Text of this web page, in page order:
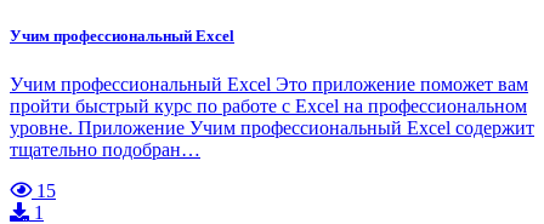
Учим профессиональный Excel
Учим профессиональный Excel Это приложение поможет вам
пройти быстрый курс по работе с Excel на профессиональном
уровне. Приложение Учим профессиональный Excel содержит
тщательно подобран…
15
1